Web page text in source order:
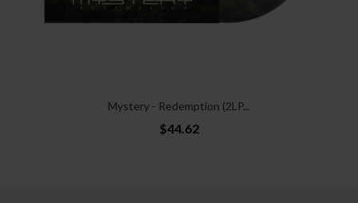
Mystery - Redemption (2LP...
$44.62